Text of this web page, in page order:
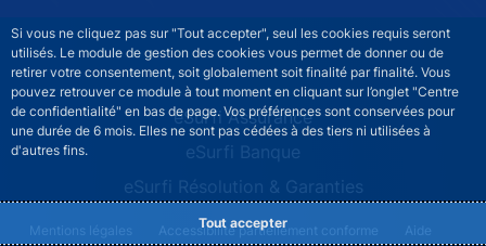
Si vous ne cliquez pas sur "Tout accepter", seul les cookies requis seront
utilisés. Le module de gestion des cookies vous permet de donner ou de
retirer votre consentement, soit globalement soit finalité par finalité. Vous
pouvez retrouver ce module à tout moment en cliquant sur l’onglet "Centre
de confidentialité" en bas de page. Vos préférences sont conservées pour
une durée de 6 mois. Elles ne sont pas cédées à des tiers ni utilisées à
d'autres fins.
Tout accepter
ESURFI site navigationeSurfi Assurance
eSurfi Banque
eSurfi Résolution & Garanties
ESURFI footer legal notice menu
Mentions légales Accessibilité partiellement conforme Aide